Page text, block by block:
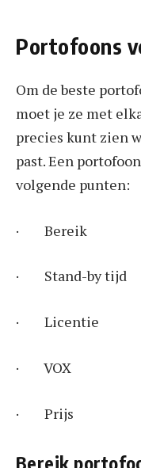
Portofoons
Om de beste
moet je ze met
precies kunt zien
past. Een
volgende punten:
· Bereik
· Stand-by tijd
· Licentie
· VOX
· Prijs
Bereik